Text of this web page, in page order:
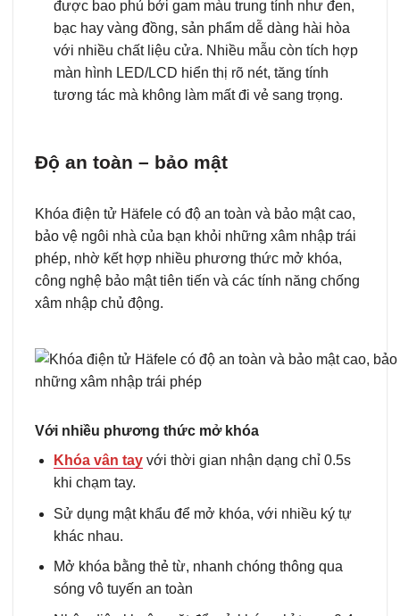
được bao phủ bởi gam màu trung tính như đen,
bạc hay vàng đồng, sản phẩm dễ dàng hài hòa
với nhiều chất liệu cửa. Nhiều mẫu còn tích hợp
màn hình LED/LCD hiển thị rõ nét, tăng tính
tương tác mà không làm mất đi vẻ sang trọng.
Độ an toàn – bảo mật
Khóa điện tử Häfele có độ an toàn và bảo mật cao,
bảo vệ ngôi nhà của bạn khỏi những xâm nhập trái
phép, nhờ kết hợp nhiều phương thức mở khóa,
công nghệ bảo mật tiên tiến và các tính năng chống
xâm nhập chủ động.
Với nhiều phương thức mở khóa
Khóa vân tayvới thời gian nhận dạng chỉ 0.5s
khi chạm tay.
Sử dụng mật khẩu để mở khóa, với nhiều ký tự
khác nhau.
Mở khóa bằng thẻ từ, nhanh chóng thông qua
sóng vô tuyến an toàn